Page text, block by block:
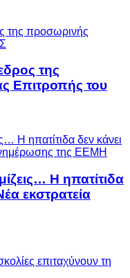
της
Επιτροπής του
Η ηπατίτιδα
εκστρατεία